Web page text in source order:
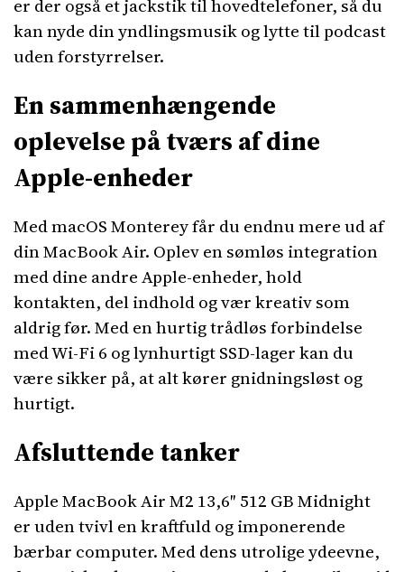
er der også et jackstik til hovedtelefoner, så du
kan nyde din yndlingsmusik og lytte til podcast
uden forstyrrelser.
En sammenhængende
oplevelse på tværs af dine
Apple-enheder
Med macOS Monterey får du endnu mere ud af
din MacBook Air. Oplev en sømløs integration
med dine andre Apple-enheder, hold
kontakten, del indhold og vær kreativ som
aldrig før. Med en hurtig trådløs forbindelse
med Wi-Fi 6 og lynhurtigt SSD-lager kan du
være sikker på, at alt kører gnidningsløst og
hurtigt.
Afsluttende tanker
Apple MacBook Air M2 13,6″ 512 GB Midnight
er uden tvivl en kraftfuld og imponerende
bærbar computer. Med dens utrolige ydeevne,